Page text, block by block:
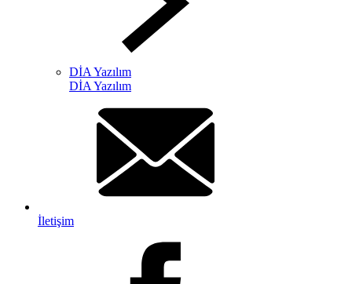
DİA Yazılım
DİA Yazılım
İletişim